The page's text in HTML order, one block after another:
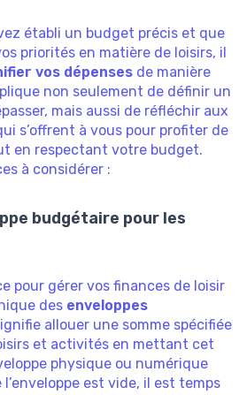
établi un budget précis et que
priorités en matière de loisirs, il
vos dépenses de manière
non seulement de définir un
mais aussi de réfléchir aux
s’offrent à vous pour profiter de
en respectant votre budget.
à considérer :
budgétaire pour les
pour gérer vos finances de loisir
des enveloppes
allouer une somme spécifiée
et activités en mettant cet
physique ou numérique
est vide, il est temps